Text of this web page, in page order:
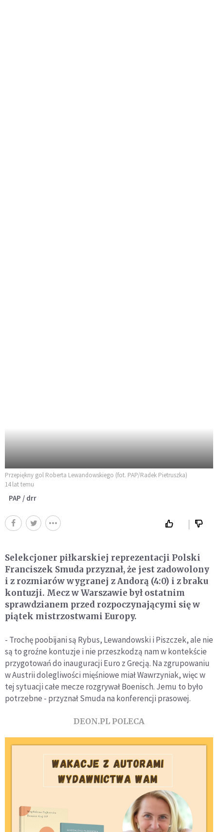
Przepiękny gol Roberta Lewandowskiego (fot. PAP/Radek Pietruszka)
14 lat temu
PAP / drr
Selekcjoner piłkarskiej reprezentacji Polski
Franciszek Smuda przyznał, że jest zadowolony
i z rozmiarów wygranej z Andorą (4:0) i z braku
kontuzji. Mecz w Warszawie był ostatnim
sprawdzianem przed rozpoczynającymi się w
piątek mistrzostwami Europy.
- Trochę poobijani są Rybus, Lewandowski i Piszczek, ale nie
są to groźne kontuzje i nie przeszkodzą nam w kontekście
przygotowań do inauguracji Euro z Grecją. Na zgrupowaniu
w Austrii dolegliwości mięśniowe miał Wawrzyniak, więc w
tej sytuacji całe mecze rozgrywał Boenisch. Jemu to było
potrzebne - przyznał Smuda na konferencji prasowej.
DEON.PL POLECA